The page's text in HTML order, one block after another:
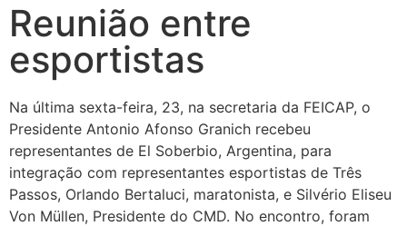
Reunião entre
esportistas
Na última sexta-feira, 23, na secretaria da FEICAP, o
Presidente Antonio Afonso Granich recebeu
representantes de El Soberbio, Argentina, para
integração com representantes esportistas de Três
Passos, Orlando Bertaluci, maratonista, e Silvério Eliseu
Von Müllen, Presidente do CMD. No encontro, foram